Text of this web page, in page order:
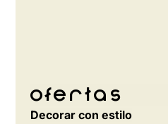
Ofertas
Decorar con estilo